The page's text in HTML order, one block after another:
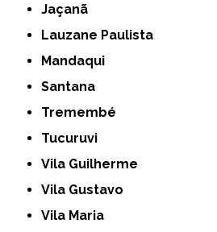
Jaçanã
Lauzane Paulista
Mandaqui
Santana
Tremembé
Tucuruvi
Vila Guilherme
Vila Gustavo
Vila Maria